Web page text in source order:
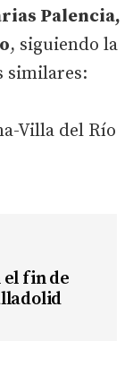
Palencia,
, siguiendo la
similares:
Villa del Río
fin de